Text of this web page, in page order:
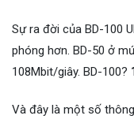
Sự ra đời của BD-100
phóng hơn. BD-50 ở
108Mbit/giây. BD-100?
Và đây là một số